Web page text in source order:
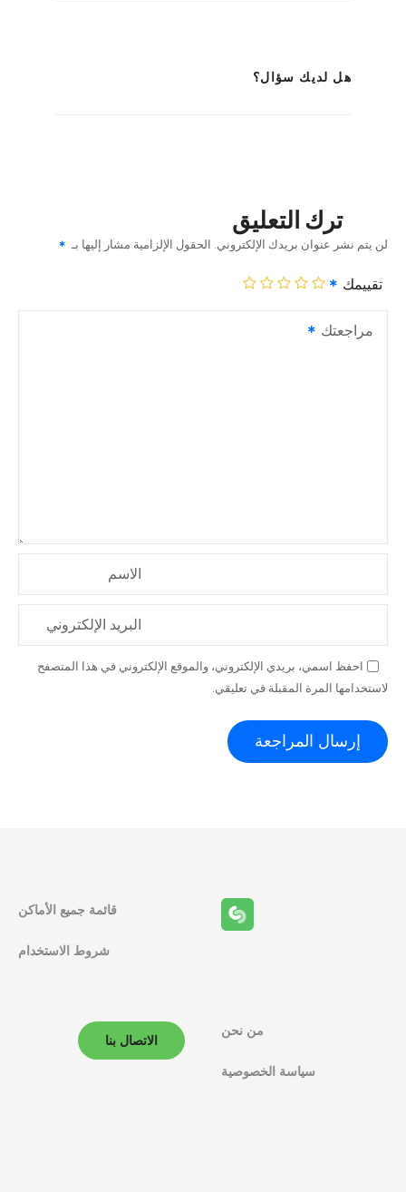
هل لديك سؤال؟
ترك التعليق
لن يتم نشر عنوان بريدك الإلكتروني. الحقول الإلزامية مشار إليها بـ
تقييمك
مراجعتك
الاسم
البريد الإلكتروني
احفظ اسمي، بريدي الإلكتروني، والموقع الإلكتروني في هذا المتصفح
لاستخدامها المرة المقبلة في تعليقي.
قائمة جميع الأماكن
شروط الاستخدام
من نحن
سياسة الخصوصية
الاتصال بنا